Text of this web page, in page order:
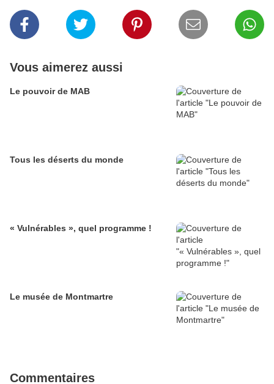
Vous aimerez aussi
Le pouvoir de MAB
Tous les déserts du monde
« Vulnérables », quel programme !
Le musée de Montmartre
Commentaires